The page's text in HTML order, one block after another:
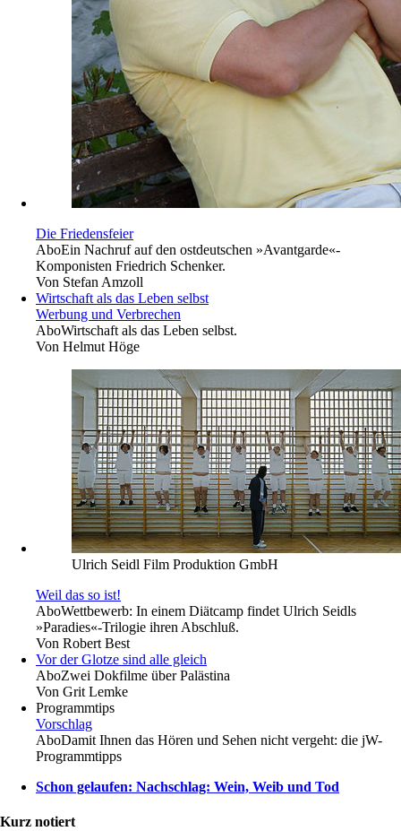
Die Friedensfeier
AboEin Nachruf auf den ostdeutschen »Avantgarde«-
Komponisten Friedrich Schenker.
Von Stefan Amzoll
Wirtschaft als das Leben selbst
Werbung und Verbrechen
AboWirtschaft als das Leben selbst.
Von Helmut Höge
Ulrich Seidl Film Produktion GmbH
Weil das so ist!
AboWettbewerb: In einem Diätcamp findet Ulrich Seidls
»Paradies«-Trilogie ihren Abschluß.
Von Robert Best
Vor der Glotze sind alle gleich
AboZwei Dokfilme über Palästina
Von Grit Lemke
Programmtips
Vorschlag
AboDamit Ihnen das Hören und Sehen nicht vergeht: die jW-
Programmtipps
Schon gelaufen: Nachschlag: Wein, Weib und Tod
Kurz notiert